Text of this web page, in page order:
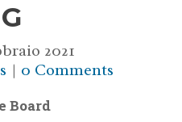
2021
0 Comments
Board